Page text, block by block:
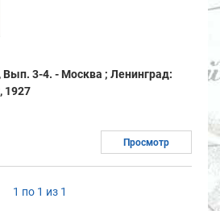
3-4. - Москва ; Ленинград:
1927
Просмотр
1 по 1 из 1